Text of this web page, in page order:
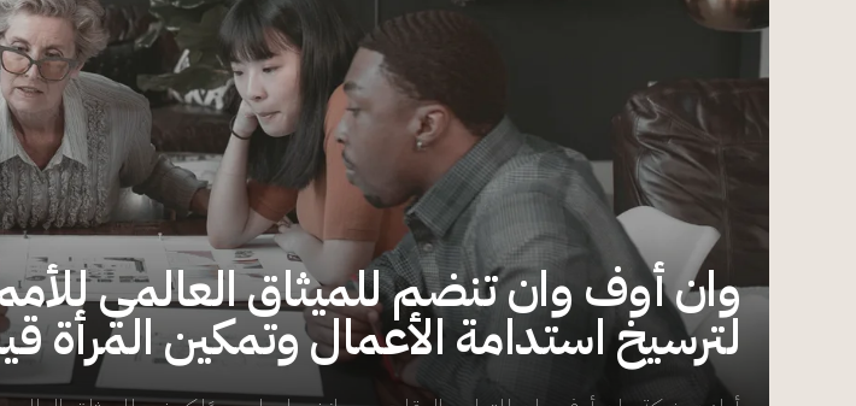
وان أوف وان تنضم للميثاق العالمي
لترسيخ استدامة الأعمال وتمكين المرأة